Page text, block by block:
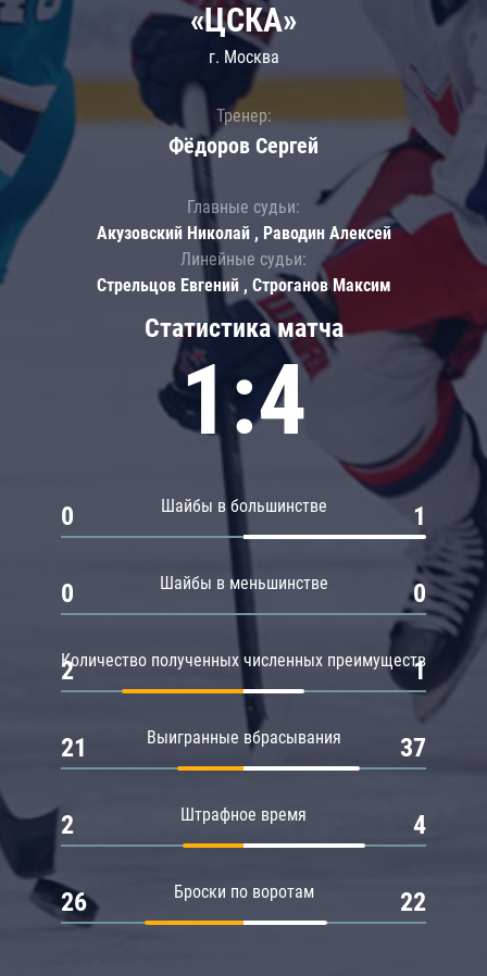
Статистика матча
1:4
Шайбы в большинстве
0 1
Шайбы в меньшинстве
0 0
Количество полученных численных преимуществ
2 1
Выигранные вбрасывания
21 37
Штрафное время
2 4
Броски по воротам
26 22
«ЦСКА»
г. Москва
Тренер:
Фёдоров Сергей
Главные судьи:
Акузовский Николай , Раводин Алексей
Линейные судьи:
Стрельцов Евгений , Строганов Максим